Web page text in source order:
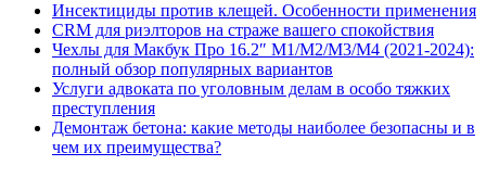
Инсектициды против клещей. Особенности применения
CRM для риэлторов на страже вашего спокойствия
Чехлы для Макбук Про 16.2″ M1/M2/M3/M4 (2021-2024):
полный обзор популярных вариантов
Услуги адвоката по уголовным делам в особо тяжких
преступления
Демонтаж бетона: какие методы наиболее безопасны и в
чем их преимущества?